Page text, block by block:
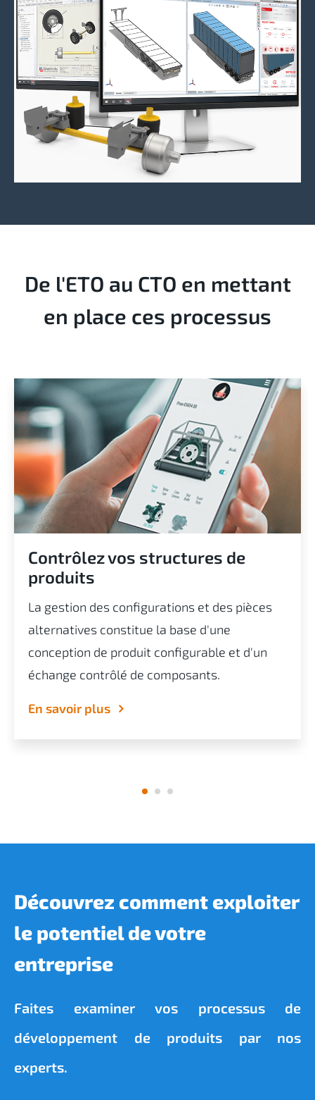
De l'ETO au CTO en mettant
en place ces processus
Contrôlez vos structures de
produits
La gestion des configurations et des pièces
alternatives constitue la base d'une
conception de produit configurable et d'un
échange contrôlé de composants.
En savoir plus
Découvrez comment exploiter
le potentiel de votre
entreprise
Faites examiner vos processus de
développement de produits par nos
experts.